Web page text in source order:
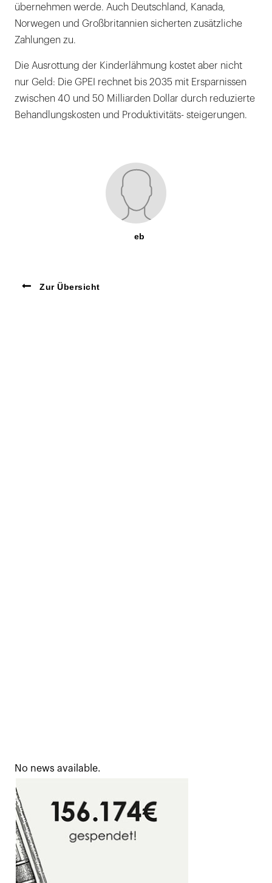
übernehmen werde. Auch Deutschland, Kanada,
Norwegen und Großbritannien sicherten zusätzliche
Zahlungen zu.
Die Ausrottung der Kinderlähmung kostet aber nicht
nur Geld: Die GPEI rechnet bis 2035 mit Ersparnissen
zwischen 40 und 50 Milliarden Dollar durch reduzierte
Behandlungskosten und Produktivitäts- steigerungen.
eb
Zur Übersicht
No news available.